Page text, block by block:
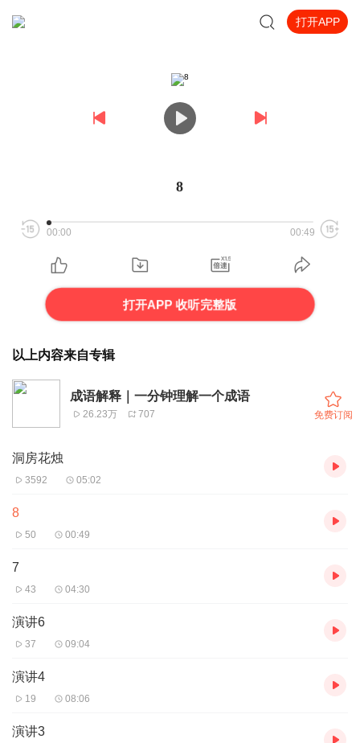
打开APP
8
00:00 00:49
打开APP 收听完整版
以上内容来自专辑
成语解释｜一分钟理解一个成语
26.23万 707 免费订阅
洞房花烛
3592 05:02
8
50 00:49
7
43 04:30
演讲6
37 09:04
演讲4
19 08:06
演讲3